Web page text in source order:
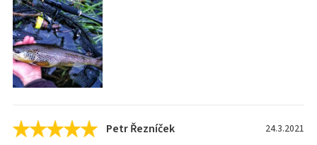
Petr Řezníček 24.3.2021